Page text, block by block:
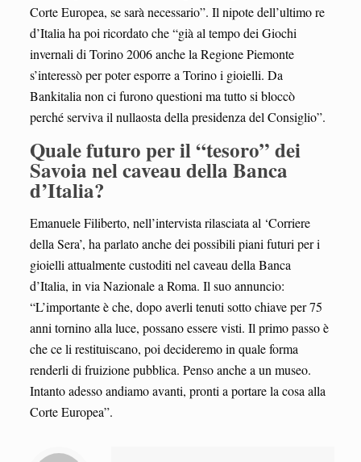
Corte Europea, se sarà necessario”. Il nipote dell’ultimo re
d’Italia ha poi ricordato che “già al tempo dei Giochi
invernali di Torino 2006 anche la Regione Piemonte
s’interessò per poter esporre a Torino i gioielli. Da
Bankitalia non ci furono questioni ma tutto si bloccò
perché serviva il nullaosta della presidenza del Consiglio”.
Quale futuro per il “tesoro” dei
Savoia nel caveau della Banca
d’Italia?
Emanuele Filiberto, nell’intervista rilasciata al ‘Corriere
della Sera’, ha parlato anche dei possibili piani futuri per i
gioielli attualmente custoditi nel caveau della Banca
d’Italia, in via Nazionale a Roma. Il suo annuncio:
“L’importante è che, dopo averli tenuti sotto chiave per 75
anni tornino alla luce, possano essere visti. Il primo passo è
che ce li restituiscano, poi decideremo in quale forma
renderli di fruizione pubblica. Penso anche a un museo.
Intanto adesso andiamo avanti, pronti a portare la cosa alla
Corte Europea”.